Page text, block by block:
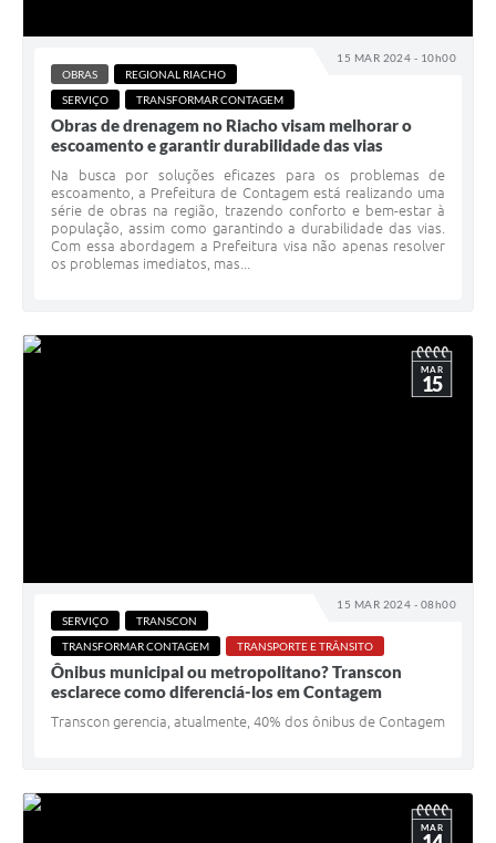
15 MAR 2024 - 10h00
OBRAS
REGIONAL RIACHO
SERVIÇO
TRANSFORMAR CONTAGEM
Obras de drenagem no Riacho visam melhorar o
escoamento e garantir durabilidade das vias
Na busca por soluções eficazes para os problemas de
escoamento, a Prefeitura de Contagem está realizando uma
série de obras na região, trazendo conforto e bem-estar à
população, assim como garantindo a durabilidade das vias.
Com essa abordagem a Prefeitura visa não apenas resolver
os problemas imediatos, mas...
15 MAR 2024 - 08h00
MAR
15
SERVIÇO
TRANSCON
TRANSFORMAR CONTAGEM
TRANSPORTE E TRÂNSITO
Ônibus municipal ou metropolitano? Transcon
esclarece como diferenciá-los em Contagem
Transcon gerencia, atualmente, 40% dos ônibus de Contagem
MAR